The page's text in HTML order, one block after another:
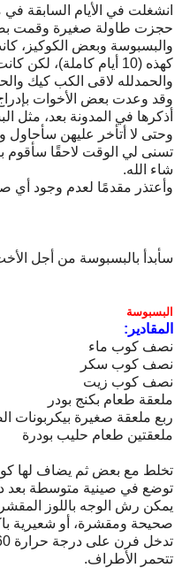
حجزت طاولة صغيرة وقمت
والبسبوسة وبعض الكوكيز،
كهذه (10 أيام كاملة)، لكن كانت تجربة جميلة جدًا.
والحمدلله لاقى الكب كيك
وقد وعدت بعض الأخوات
أذكرها في المدونة بعد، مثل
وحتى لا أتأخر عليهن سأحاول
تسنى لي الوقت لاحقًا سأقوم
شاء الله.
وأعتذر مقدمًا لعدم وجود أي
سأبدأ بالبسبوسة من أجل
البسبوسة
المقادير:
نصف كوب ماء
نصف كوب سكر
نصف كوب زيت
ملعقة طعام بكنج بودر
ربع ملعقة صغيرة بيكربونات
ملعقتين طعام حليب بودرة
تخلط مع بعض ثم يضاف لها
توضع في صينية متوسطة بعد
يمكن رش الوجه باللوز
صحيحة ومقشرة، أو شعيرية
تتحمر الأطراف.